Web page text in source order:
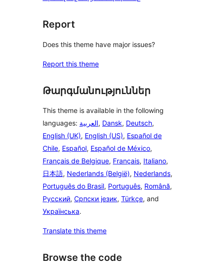
Report
Does this theme have major issues?
Report this theme
Թարգմանություններ
This theme is available in the following
languages: العربية, Dansk, Deutsch,
English (UK), English (US), Español de
Chile, Español, Español de México,
Français de Belgique, Français, Italiano,
日本語, Nederlands (België), Nederlands,
Português do Brasil, Português, Română,
Русский, Српски језик, Türkçe, and
Українська.
Translate this theme
Browse the code